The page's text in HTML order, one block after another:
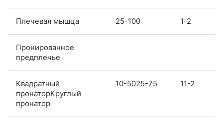
Плечевая мышца 25-100 1-2
Пронированное
предплечье
Квадратный
пронаторКруглый
пронатор
10-5025-75 11-2